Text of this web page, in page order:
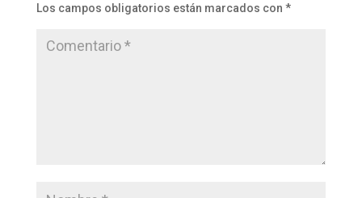
Los campos obligatorios están marcados con *